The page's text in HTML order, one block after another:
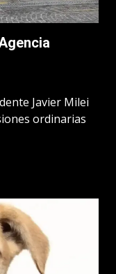
Javier Milei
ordinarias